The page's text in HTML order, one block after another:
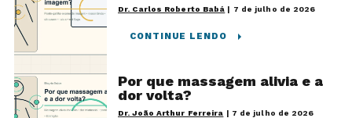
Dr. Carlos Roberto Babá | 7 de julho de 2026
CONTINUE LENDO
Por que massagem alivia e a
dor volta?
Dr. João Arthur Ferreira | 7 de julho de 2026